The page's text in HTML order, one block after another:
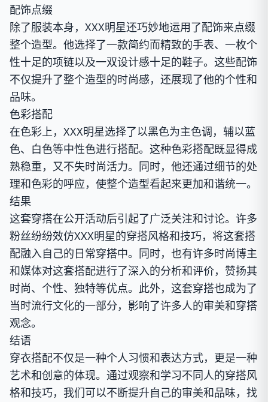
配饰点缀
除了服装本身，XXX明星还巧妙地运用了配饰来点缀
整个造型。他选择了一款简约而精致的手表、一枚个
性十足的项链以及一双设计感十足的鞋子。这些配饰
不仅提升了整个造型的时尚感，还展现了他的个性和
品味。
色彩搭配
在色彩上，XXX明星选择了以黑色为主色调，辅以蓝
色、白色等中性色进行搭配。这种色彩搭配既显得成
熟稳重，又不失时尚活力。同时，他还通过细节的处
理和色彩的呼应，使整个造型看起来更加和谐统一。
结果
这套穿搭在公开活动后引起了广泛关注和讨论。许多
粉丝纷纷效仿XXX明星的穿搭风格和技巧，将这套搭
配融入自己的日常穿搭中。同时，也有许多时尚博主
和媒体对这套搭配进行了深入的分析和评价，赞扬其
时尚、个性、独特等优点。此外，这套穿搭也成为了
当时流行文化的一部分，影响了许多人的审美和穿搭
观念。
结语
穿衣搭配不仅是一种个人习惯和表达方式，更是一种
艺术和创意的体现。通过观察和学习不同人的穿搭风
格和技巧，我们可以不断提升自己的审美和品味，找